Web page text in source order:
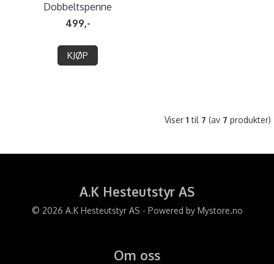
Dobbeltspenne
499,-
KJØP
Viser 1 til 7 (av 7 produkter)
A.K Hesteutstyr AS
© 2026 A.K Hesteutstyr AS - Powered by Mystore.no
Om oss